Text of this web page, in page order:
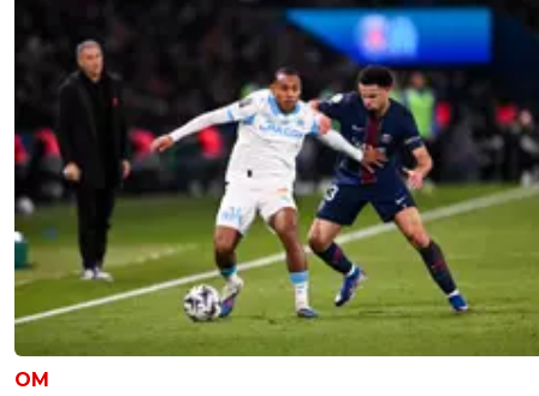
elo
Et c’est dans quel championnat ça ?
Répondre
28 janvier 2023 à 14:25 +2
on l'a vu à Bordeaux déjà en L1
0 Répondre
28 janvier 2023 à 14:09 +0
Russe
OM